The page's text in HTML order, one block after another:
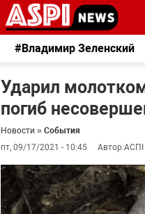
#Владимир Зеленский
Ударил
погиб
Новости » События
пт, 09/17/2021 - 10:45
Автор:АСПІ